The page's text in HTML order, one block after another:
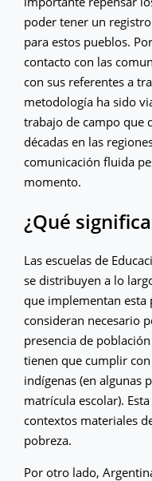
poder tener un
para estos pueblos.
contacto con las
con sus referentes a
metodología ha sido
trabajo de campo que
décadas en las
comunicación fluida
momento.
¿Qué
Las escuelas de
se distribuyen a lo
que implementan esta
consideran necesario
presencia de
tienen que cumplir
indígenas (en algunas
matrícula escolar).
contextos materiales
pobreza.
Por otro lado,